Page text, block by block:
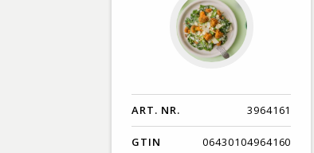
ART. NR. 3964161
GTIN 06430104964160